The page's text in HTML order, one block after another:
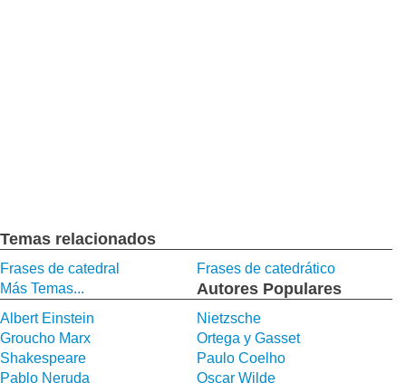
Temas relacionados
Frases de catedral
Frases de catedrático
Más Temas...
Autores Populares
Albert Einstein
Nietzsche
Groucho Marx
Ortega y Gasset
Shakespeare
Paulo Coelho
Pablo Neruda
Oscar Wilde